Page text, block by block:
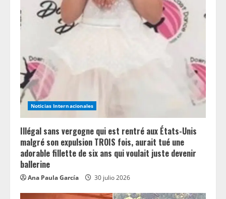
R
a
d
i
n
g
Noticias Internacionales
Illégal sans vergogne qui est rentré aux États-Unis
malgré son expulsion TROIS fois, aurait tué une
adorable fillette de six ans qui voulait juste devenir
ballerine
Ana Paula García 30 julio 2026